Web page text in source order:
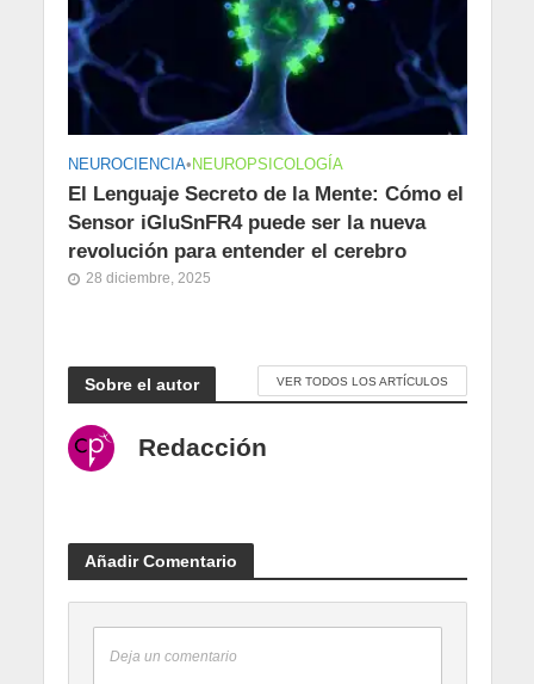
NEUROCIENCIA• NEUROPSICOLOGÍA
El Lenguaje Secreto de la Mente: Cómo el
Sensor iGluSnFR4 puede ser la nueva
revolución para entender el cerebro
28 diciembre, 2025
Sobre el autor VER TODOS LOS ARTÍCULOS
Redacción
Añadir Comentario
Deja un comentario